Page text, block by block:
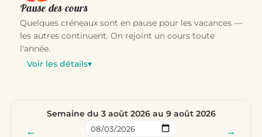
Pause des cours
Quelques créneaux sont en pause pour les vacances —
les autres continuent. On rejoint un cours toute
l'année.
Voir les détails▾
←
Semaine du 3 août 2026 au 9 août 2026
Sauter à une semaine →